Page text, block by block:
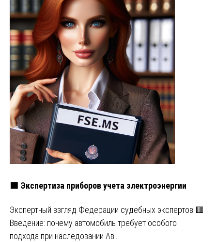
🟩 Экспертиза приборов учета электроэнергии
Экспертный взгляд Федерации судебных экспертов 🟥
Введение: почему автомобиль требует особого
подхода при наследовании Ав…